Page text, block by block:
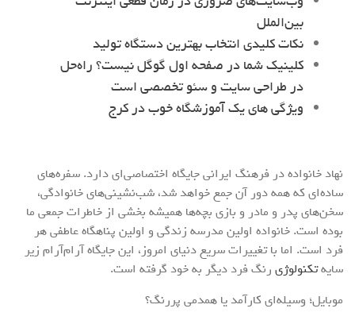
بین‌الملل
نکات کلیدی انتخاب بهترین دستگاه تولید
کلینیک شما در صفحه اول گوگل نیست؟ راه‌حل
در طراحی سایت و سئو تخصصی است
ویژگی های یک آموزشگاه خوب در کرج
نهاد خانواده در فرهنگ ایرانی جایگاه اختصاصی‌ای دارد. سفره‌های
ساده‌ای که همه دور آن جمع خواهد شد، شب‌نشینی‌های خانوادگی،
سخن‌های پدر و مادر و بازی بچه‌ها همیشه بخشی از خاطرات جمعی ما
بوده است. خانواده اولین مدرسه‌ زندگی و اولین پناهگاه عاطفی هر
فرد است. اما با تغییرات سریع دنیای امروز، این جایگاه آرام‌آرام زیر
سایهتکنولوژی رنگ فرد دیگر به خود گرفته است.
موبایل؛ وسیله‌ای کارآمد یا همدمی پررنگ؟